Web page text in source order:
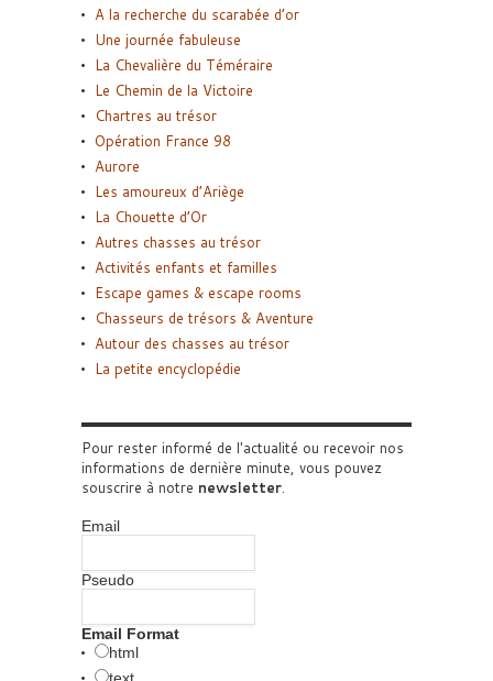
A la recherche du scarabée d’or
Une journée fabuleuse
La Chevalière du Téméraire
Le Chemin de la Victoire
Chartres au trésor
Opération France 98
Aurore
Les amoureux d’Ariège
La Chouette d’Or
Autres chasses au trésor
Activités enfants et familles
Escape games & escape rooms
Chasseurs de trésors & Aventure
Autour des chasses au trésor
La petite encyclopédie
Pour rester informé de l'actualité ou recevoir nos
informations de dernière minute, vous pouvez
souscrire à notre newsletter.
Email
Pseudo
Email Format
html
text